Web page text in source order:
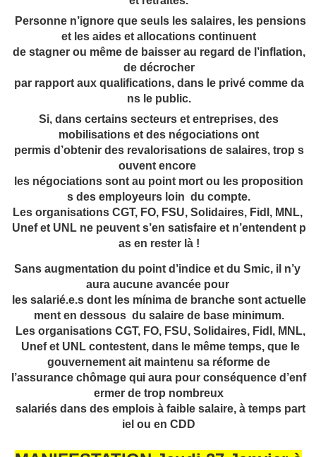
Personne n’ignore que seuls les salaires, les pensions
et les aides et allocations continuent
de stagner ou même de baisser au regard de l’inflation,
de décrocher
par rapport aux qualifications, dans le privé comme da
ns le public.
Si, dans certains secteurs et entreprises, des
mobilisations et des négociations ont
permis d’obtenir des revalorisations de salaires, trop s
ouvent encore
les négociations sont au point mort ou les proposition
s des employeurs loin du compte.
Les organisations CGT, FO, FSU, Solidaires, Fidl, MNL,
Unef et UNL ne peuvent s’en satisfaire et n’entendent p
as en rester là !
Sans augmentation du point d’indice et du Smic, il n’y
aura aucune avancée pour
les salarié.e.s dont les mínima de branche sont actuelle
ment en dessous du salaire de base minimum.
Les organisations CGT, FO, FSU, Solidaires, Fidl, MNL,
Unef et UNL contestent, dans le même temps, que le
gouvernement ait maintenu sa réforme de
l’assurancechômage qui aura pourconséquence d’enf
ermer de trop nombreux
salariés dans des emplois à faible salaire, à temps part
iel ou en CDD